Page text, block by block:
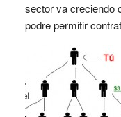
sector va creciendo
podre permitir